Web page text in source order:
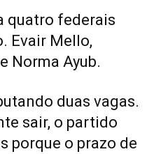
quatro federais
Evair Mello,
Norma Ayub.
duas vagas.
sair, o partido
porque o prazo de